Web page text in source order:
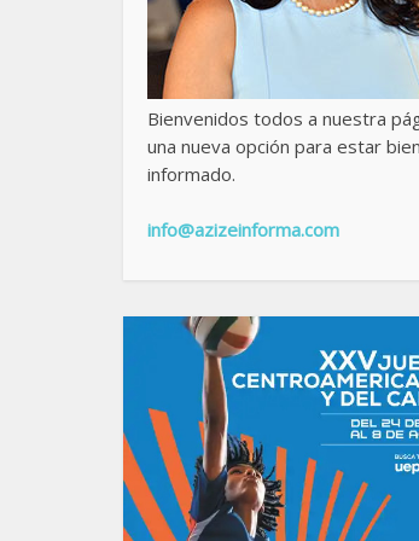
Bienvenidos todos a nuestra
una nueva opción para estar bien
informado.
info@azizeinforma.com